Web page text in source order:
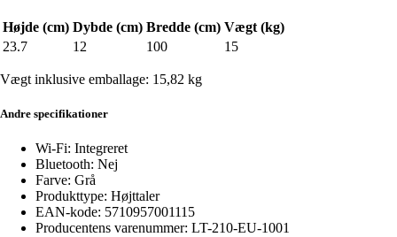
Højde (cm) Dybde (cm) Bredde (cm) Vægt (kg)
23.7
12 100 15
Vægt inklusive emballage: 15,82 kg
Andre specifikationer
Wi-Fi: Integreret
Bluetooth: Nej
Farve: Grå
Produkttype: Højttaler
EAN-kode: 5710957001115
Producentens varenummer: LT-210-EU-1001